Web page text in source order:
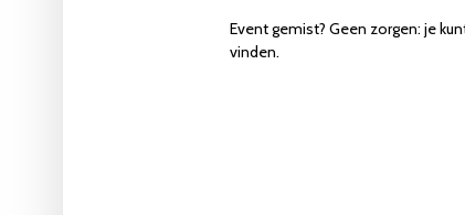
Event gemist? Geen zorgen: je
vinden.